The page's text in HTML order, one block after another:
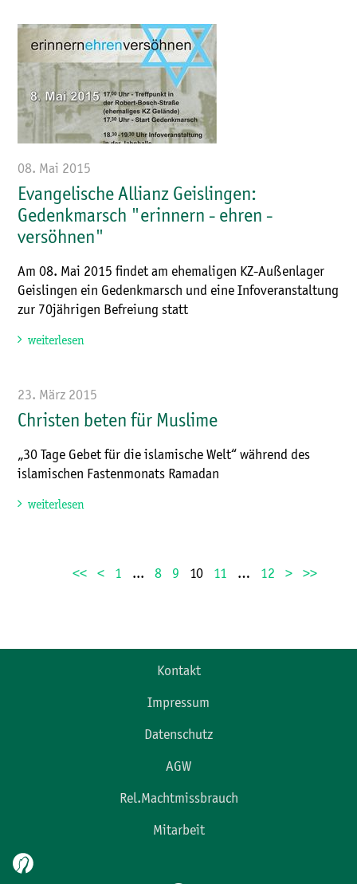
08. Mai 2015
Evangelische Allianz Geislingen:
Gedenkmarsch "erinnern - ehren -
versöhnen"
Am 08. Mai 2015 findet am ehemaligen KZ-Außenlager
Geislingen ein Gedenkmarsch und eine Infoveranstaltung
zur 70jährigen Befreiung statt
weiterlesen
23. März 2015
Christen beten für Muslime
„30 Tage Gebet für die islamische Welt“ während des
islamischen Fastenmonats Ramadan
weiterlesen
<< < 1 ... 8 9 10 11 … 12 > >>
Kontakt
Impressum
Datenschutz
AGW
Rel.Machtmissbrauch
Mitarbeit